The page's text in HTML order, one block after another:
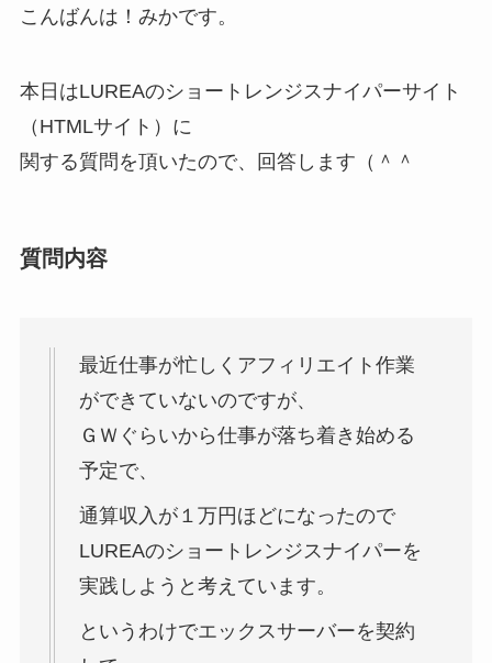
こんばんは！みかです。
本日はLUREAのショートレンジスナイパーサイト
（HTMLサイト）に
関する質問を頂いたので、回答します（＾＾
質問内容
最近仕事が忙しくアフィリエイト作業
ができていないのですが、
ＧＷぐらいから仕事が落ち着き始める
予定で、
通算収入が１万円ほどになったので
LUREAのショートレンジスナイパーを
実践しようと考えています。
というわけでエックスサーバーを契約